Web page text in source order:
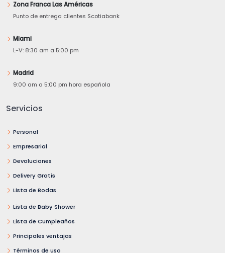
Zona Franca Las Américas
Punto de entrega clientes Scotiabank
Miami
L-V: 8:30 am a 5:00 pm
Madrid
9:00 am a 5:00 pm hora española
Servicios
Personal
Empresarial
Devoluciones
Delivery Gratis
Lista de Bodas
Lista de Baby Shower
Lista de Cumpleaños
Principales ventajas
Términos de uso